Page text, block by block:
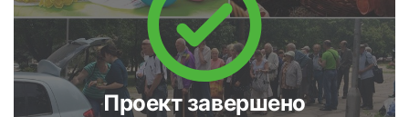
Проект завершено